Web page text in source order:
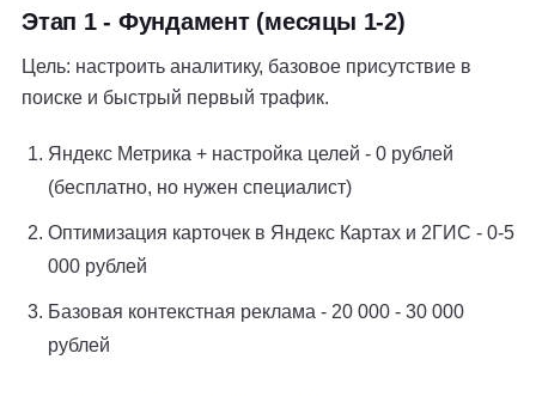
Этап 1 - Фундамент (месяцы 1-2)
Цель: настроить аналитику, базовое присутствие в
поиске и быстрый первый трафик.
Яндекс Метрика + настройка целей - 0 рублей
(бесплатно, но нужен специалист)
Оптимизация карточек в Яндекс Картах и 2ГИС - 0-5
000 рублей
Базовая контекстная реклама - 20 000 - 30 000
рублей